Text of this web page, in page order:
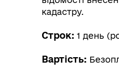
кадастру.
Строк: 1 день
Вартість: